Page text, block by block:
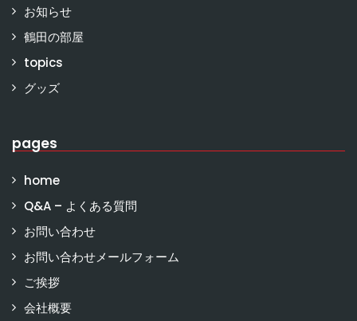
お知らせ
鶴田の部屋
topics
グッズ
pages
home
Q&A – よくある質問
お問い合わせ
お問い合わせメールフォーム
ご挨拶
会社概要